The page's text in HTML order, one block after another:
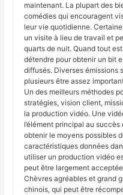
maintenant. La plupart des
comédies qui encouragent
leur vie quotidienne.
un visite à lieu de travail et
quarts de nuit. Quand tout
détendre pour obtenir un bit
diffusés. Diverses émissions
plusieurs être assez
Un des meilleurs méthodes
stratégies, vision client,
la production vidéo. Une
l’élément principal au
obtenir le moyens possibles
caractéristiques données
utiliser un production vidéo
peut être largement
Chèvres agréables et grand
chinois, qui peut être